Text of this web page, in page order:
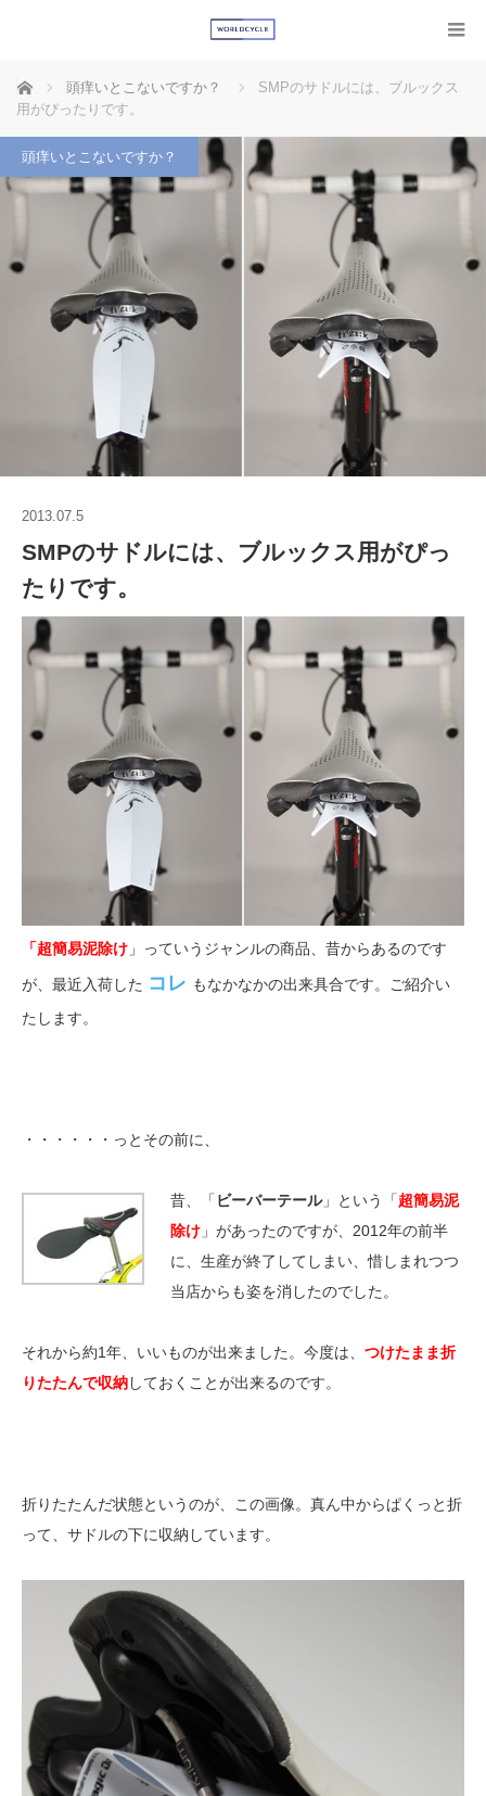
ホーム 頭痒いとこないですか？
SMPのサドルには、ブルックス
用がぴったりです。
頭痒いとこないですか？
2013.07.5
SMPのサドルには、ブルックス用がぴっ
たりです。
「超簡易泥除け 」っていうジャンルの商品、昔からあるのです
が、最近入荷した コレ もなかなかの出来具合です。ご紹介い
たします。
・・・・・・っとその前に、
昔、「 ビーバーテール」という「超簡易泥
除け 」があったのですが、2012年の前半
に、生産が終了してしまい、惜しまれつつ
当店からも姿を消したのでした。
それから約1年、いいものが出来ました。今度は、 つけたまま折
りたたんで収納しておくことが出来るのです。
折りたたんだ状態というのが、この画像。真ん中からぱくっと折
って、サドルの下に収納しています。